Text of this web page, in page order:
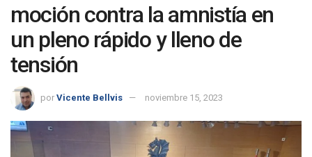
moción contra la amnistía en
un pleno rápido y lleno de
tensión
por Vicente Bellvis noviembre 15, 2023